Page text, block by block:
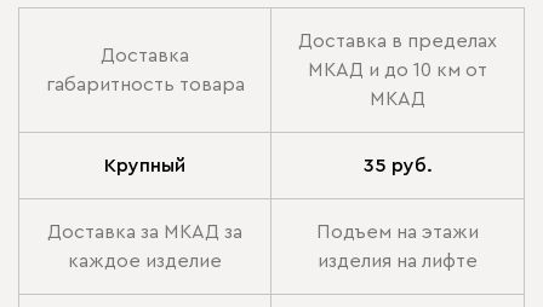
Доставка
габаритность товара
Доставка в пределах
МКАД и до 10 км от
МКАД
Крупный 35 руб.
Доставка за МКАД за
каждое изделие
Подъем на этажи
изделия на лифте